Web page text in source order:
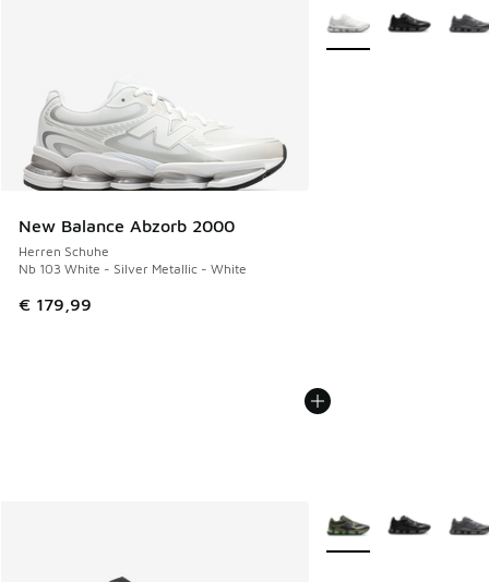
New Balance Abzorb 2000
Herren Schuhe
Nb 103 White - Silver Metallic - White
€ 179,99
Weitere Farben
Weitere Farben